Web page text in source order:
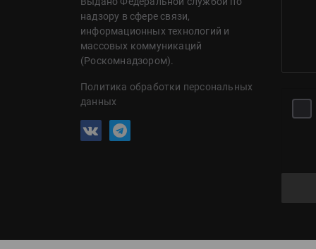
надзору в сфере связи,
информационных технологий и
массовых коммуникаций
(Роскомнадзором).
Политика обработки персональных
данных